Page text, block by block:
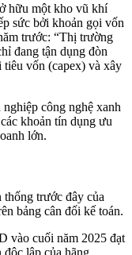
hữu một kho vũ khí
sức bởi khoản gọi vốn
trước: “Thị trường
đang tận dụng đòn
tiêu vốn (capex) và xây
công nghệ xanh
khoản tín dụng ưu
lớn.
thống trước đây của
bảng cân đối kế toán.
vào cuối năm 2025 đạt